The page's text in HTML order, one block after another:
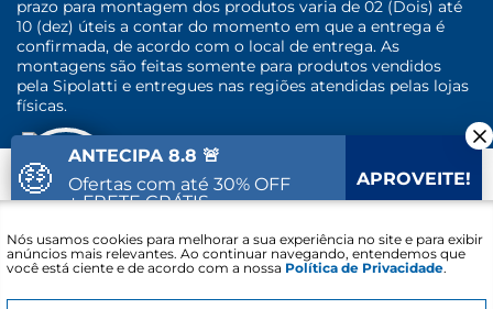
prazo para montagem dos produtos varia de 02 (Dois) até
10 (dez) úteis a contar do momento em que a entrega é
confirmada, de acordo com o local de entrega. As
montagens são feitas somente para produtos vendidos
pela Sipolatti e entregues nas regiões atendidas pelas lojas
físicas.
Nós usamos cookies para melhorar a sua experiência no site e para exibir
anúncios mais relevantes. Ao continuar navegando, entendemos que
você está ciente e de acordo com a nossa Política de Privacidade.
Fale com um
especialista
🤑
ANTECIPA 8.8 🚨
Ofertas com até 30% OFF
+ FRETE GRÁTIS
APROVEITE!
Vai acabar em: 27 37 10